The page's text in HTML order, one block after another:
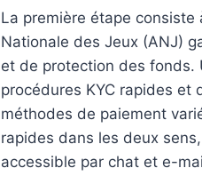
La première étape consiste
Nationale des Jeux (ANJ)
et de protection des fonds.
procédures KYC rapides et
méthodes de paiement
rapides dans les deux
accessible par chat et e-